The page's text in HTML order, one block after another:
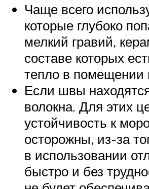
Чаще всего
которые глубоко
мелкий гравий,
составе которых
тепло в помещении
Если швы
волокна. Для этих
устойчивость к
осторожны, из-за
в использовании
быстро и без